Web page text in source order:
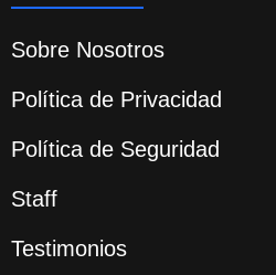
Sobre Nosotros
Política de Privacidad
Política de Seguridad
Staff
Testimonios